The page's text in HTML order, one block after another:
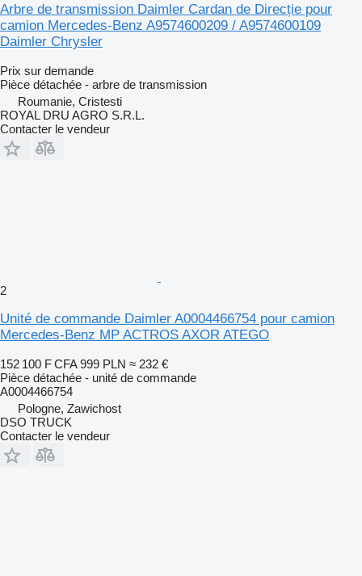
Arbre de transmission Daimler Cardan de Direcție pour
camion Mercedes-Benz A9574600209 / A9574600109
Daimler Chrysler
Prix sur demande
Pièce détachée - arbre de transmission
Roumanie, Cristesti
ROYAL DRU AGRO S.R.L.
Contacter le vendeur
2
Unité de commande Daimler A0004466754 pour camion
Mercedes-Benz MP ACTROS AXOR ATEGO
152 100 F CFA 999 PLN ≈ 232 €
Pièce détachée - unité de commande
A0004466754
Pologne, Zawichost
DSO TRUCK
Contacter le vendeur